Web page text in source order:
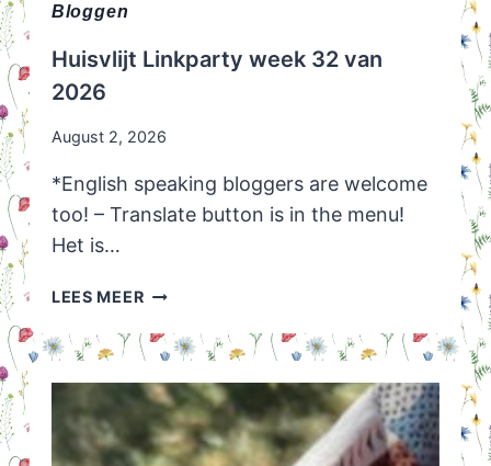
Bloggen
Huisvlijt Linkparty week 32 van
2026
August 2, 2026
*English speaking bloggers are welcome
too! – Translate button is in the menu!
Het is…
LEES MEERHUISVLIJT
WEEK
VAN
2026